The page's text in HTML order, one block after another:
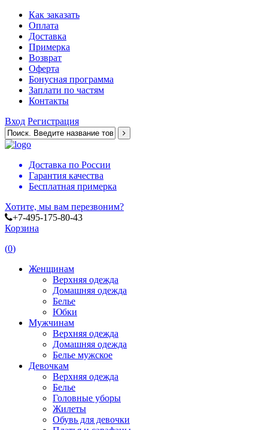
Как заказать
Оплата
Доставка
Примерка
Возврат
Оферта
Бонусная программа
Заплати по частям
Контакты
Вход Регистрация
Доставка по России
Гарантия качества
Бесплатная примерка
Хотите, мы вам перезвоним?
+7-495-175-80-43
Корзина
(0)
Женщинам
Верхняя одежда
Домашняя одежда
Белье
Юбки
Мужчинам
Верхняя одежда
Домашняя одежда
Белье мужское
Девочкам
Верхняя одежда
Белье
Головные уборы
Жилеты
Обувь для девочки